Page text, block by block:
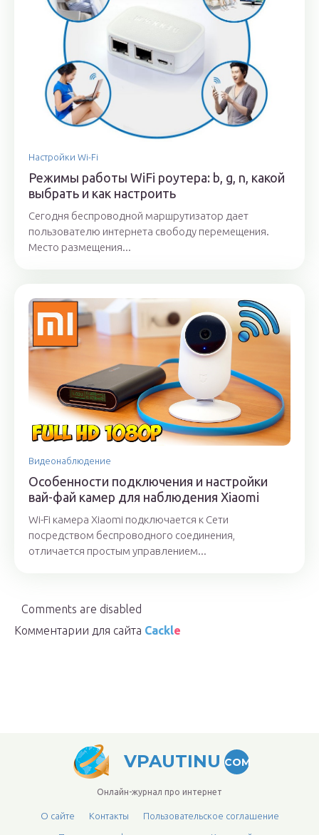
Настройки Wi-Fi
Режимы работы WiFi роутера: b, g, n, какой
выбрать и как настроить
Сегодня беспроводной маршрутизатор дает
пользователю интернета свободу перемещения.
Место размещения...
Видеонаблюдение
Особенности подключения и настройки
вай-фай камер для наблюдения Xiaomi
Wi-Fi камера Xiaomi подключается к Сети
посредством беспроводного соединения,
отличается простым управлением...
Comments are disabled
Комментарии для сайта Cackle
VPAUTINU COM
Онлайн-журнал про интернет
О сайте Контакты Пользовательское соглашение